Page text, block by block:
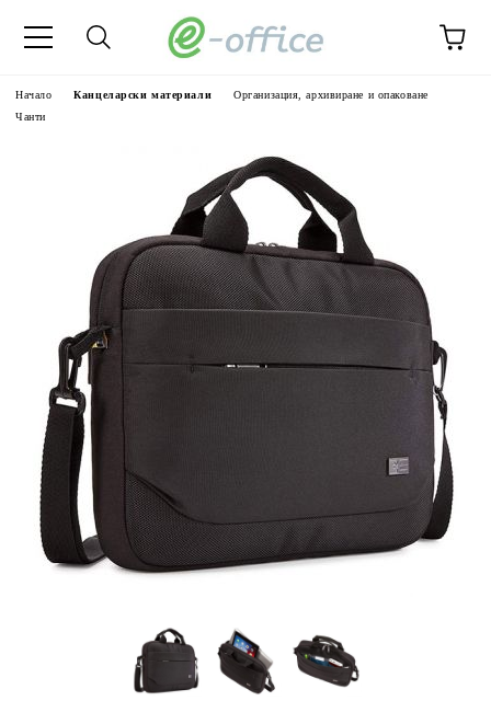
Начало Канцеларски материали
Организация, архивиране и опаковане
Чанти